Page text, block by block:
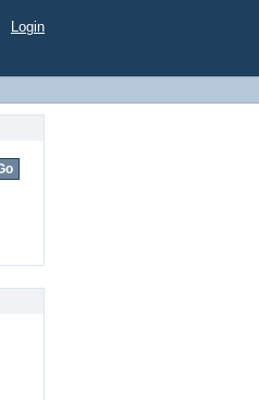
Login